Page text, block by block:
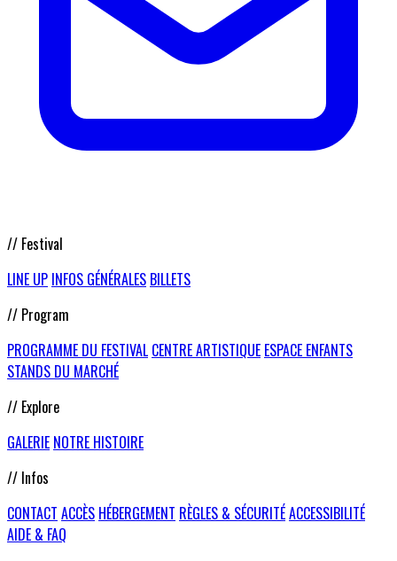
// Festival
LINE UP INFOS GÉNÉRALES BILLETS
// Program
PROGRAMME DU FESTIVAL CENTRE ARTISTIQUE ESPACE ENFANTS
STANDS DU MARCHÉ
// Explore
GALERIE NOTRE HISTOIRE
// Infos
CONTACT ACCÈS HÉBERGEMENT RÈGLES & SÉCURITÉACCESSIBILITÉ
AIDE & FAQ